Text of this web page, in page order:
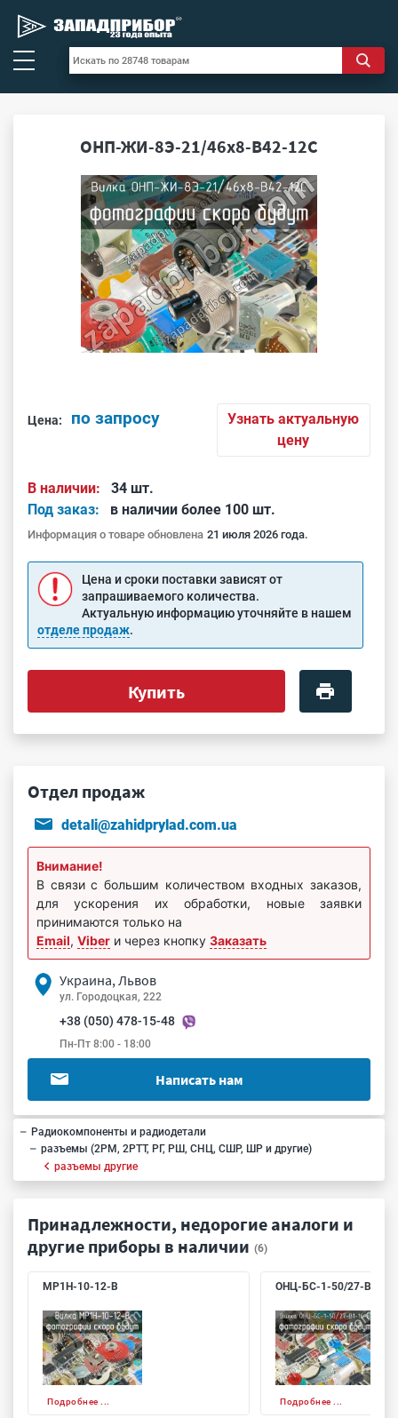
ОНП-ЖИ-8Э-21/46х8-В42-12С
Цена: по запросу
Узнать актуальную
цену
В наличии:
34 шт.
Под заказ:
в наличии более 100 шт.
Информация о товаре обновлена 21 июля 2026 года.
Цена и сроки поставки зависят от
запрашиваемого количества.
Актуальную информацию уточняйте в нашем
отделе продаж.
Купить
Отдел продаж
detali@zahidprylad.com.ua
Внимание!
В связи с большим количеством входных заказов,
для ускорения их обработки, новые заявки
принимаются только на
Email, Viber и через кнопку Заказать
Украина, Львов
ул. Городоцкая, 222
+38 (050) 478-15-48
Пн-Пт 8:00 - 18:00
Написать нам
Радиокомпоненты и радиодетали
разъемы (2РМ, 2РТТ, РГ, РШ, СНЦ, СШР, ШР и другие)
разъемы другие
Принадлежности, недорогие аналоги и
другие приборы в наличии (6)
МР1Н-10-12-В
Подробнее ...
ОНЦ-БС-1-50/27-В1-
Подробнее ...